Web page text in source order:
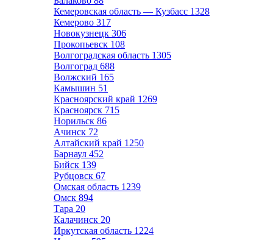
Кемеровская область — Кузбасс 1328
Кемерово 317
Новокузнецк 306
Прокопьевск 108
Волгоградская область 1305
Волгоград 688
Волжский 165
Камышин 51
Красноярский край 1269
Красноярск 715
Норильск 86
Ачинск 72
Алтайский край 1250
Барнаул 452
Бийск 139
Рубцовск 67
Омская область 1239
Омск 894
Тара 20
Калачинск 20
Иркутская область 1224